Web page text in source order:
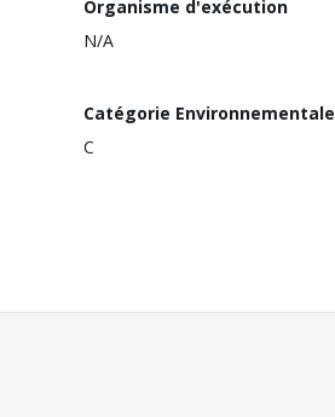
Organisme d'exécution
N/A
Catégorie Environnementale
C